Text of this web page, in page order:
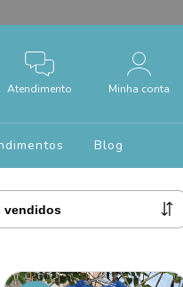
Atendimento Minha conta
Blog